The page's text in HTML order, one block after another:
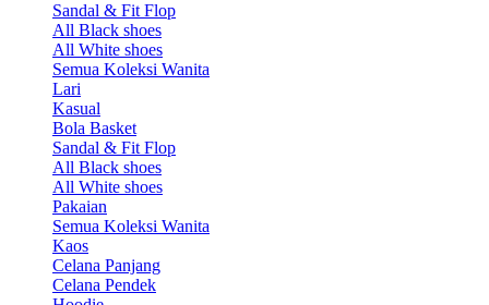
Sandal & Fit Flop
All Black shoes
All White shoes
Semua Koleksi Wanita
Lari
Kasual
Bola Basket
Sandal & Fit Flop
All Black shoes
All White shoes
Pakaian
Semua Koleksi Wanita
Kaos
Celana Panjang
Celana Pendek